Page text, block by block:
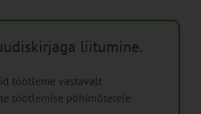
liitumine.
töötleme vastavalt
töötlemise põhimõtetele